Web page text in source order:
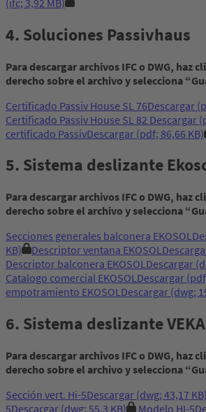
4. Soluciones Passivhaus
Para descargar archivos IFC o DWG, haz
derecho sobre el archivo y selecciona
Certificado Passiv House SL 76Descargar
Certificado Passiv House SL 82 Descargar
certificado PassivDescargar (pdf; 86,66 KB)
5. Sistema deslizante
Para descargar archivos IFC o DWG, haz
derecho sobre el archivo y selecciona
Secciones generales balconera EKOSOL
KB)
Descriptor ventana EKOSOL
Descriptor balconera EKOSOLDescargar
Catalogo comercial EKOSOLDescargar
empotramiento EKOSOLDescargar (dwg;
6. Sistema deslizante
Para descargar archivos IFC o DWG, haz
derecho sobre el archivo y selecciona
Sección vert. Hi-5Descargar (dwg; 43,17 KB)
5Descargar (dwg; 55,3 KB) Modelo HI-5